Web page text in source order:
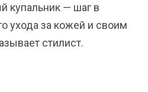
купальник — шаг в
ухода за кожей и своим
стилист.